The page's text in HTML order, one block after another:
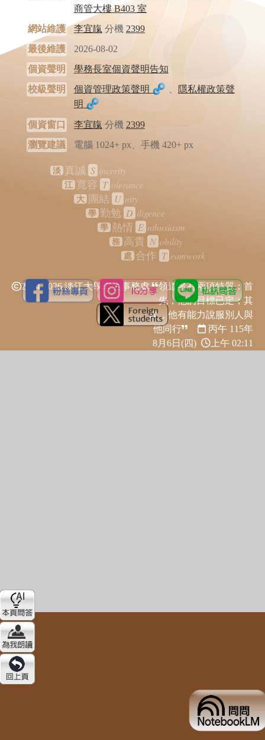
商管大樓 B403 室
網站維護
李宜靝 分機 2399
最後維護
2026-08-02
個資聲明
學務長室個資聲明告知
校級聲明
個資管理政策聲明
隱私權政策聲
明
個資窗口 李宜靝 分機 2399
瀏覽建議
電腦 1024+ px、手機 420+ px
淡 真誠 S incerity
江 寬容 T olerance
大 團結 U nity
學 勤勉 D iligence
學 熱情 E nthusiasm
務 高貴 N obility
處 合作 T eamwork
2024-2026 淡江大學學生事務處
領道者有兩項特質：首
先，他的目標已定；其
次，他有能力說服別人與
他同行
丙午 115年
8月6日(四)
上午 02:11